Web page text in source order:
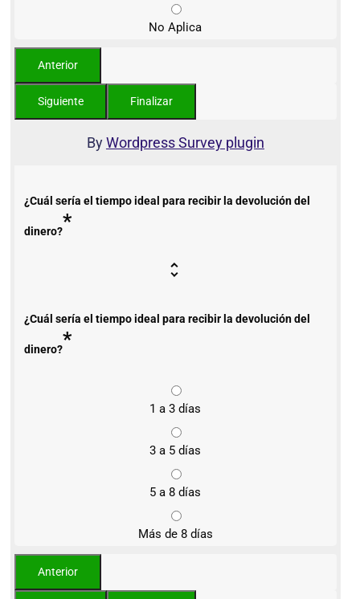
No Aplica
ByWordpress Survey plugin
¿Cuál sería el tiempo ideal para recibir la devolución del
dinero?*
¿Cuál sería el tiempo ideal para recibir la devolución del
dinero?*
1 a 3 días
3 a 5 días
5 a 8 días
Más de 8 días